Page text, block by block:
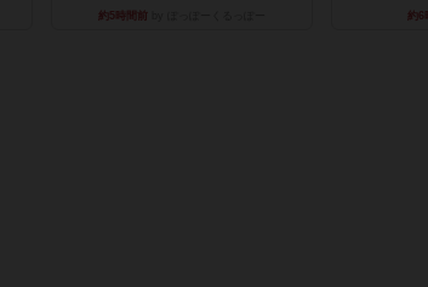
約5時間前 約6